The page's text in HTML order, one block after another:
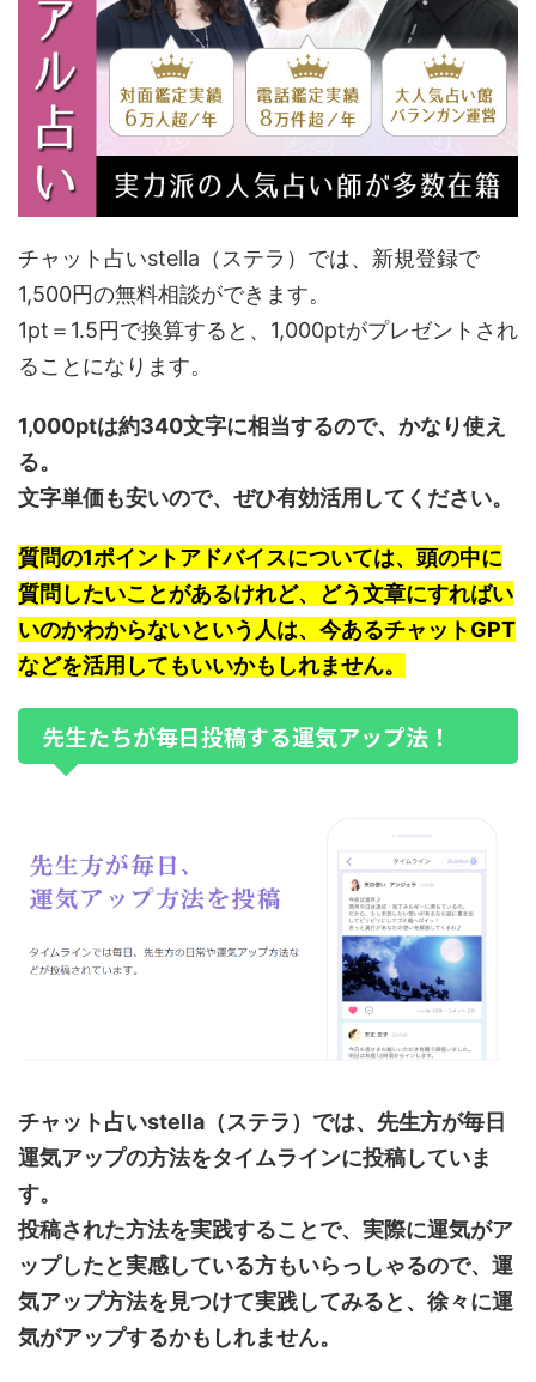
チャット占いstella（ステラ）では、新規登録で
1,500円の無料相談ができます。
1pt＝1.5円で換算すると、1,000ptがプレゼントされ
ることになります。
1,000ptは約340文字に相当するので、かなり使え
る。
文字単価も安いので、ぜひ有効活用してください。
質問の1ポイントアドバイスについては、頭の中に
質問したいことがあるけれど、どう文章にすればい
いのかわからないという人は、今あるチャットGPT
などを活用してもいいかもしれません。
先生たちが毎日投稿する運気アップ法！
チャット占いstella（ステラ）では、先生方が毎日
運気アップの方法をタイムラインに投稿していま
す。
投稿された方法を実践することで、実際に運気がア
ップしたと実感している方もいらっしゃるので、運
気アップ方法を見つけて実践してみると、徐々に運
気がアップするかもしれません。